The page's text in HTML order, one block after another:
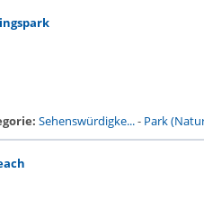
Sehenswürdigke...- Park